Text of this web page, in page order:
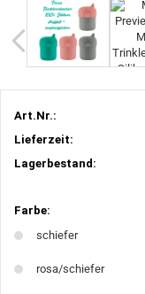
Art.Nr.:
Lieferzeit:
Lagerbestand:
Farbe:
schiefer
rosa/schiefer